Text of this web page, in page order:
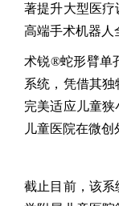
著提升大型医
高端手术机器人
术锐®蛇形臂单
系统，凭借其独
完美适应儿童
儿童医院在微创
截止目前，该